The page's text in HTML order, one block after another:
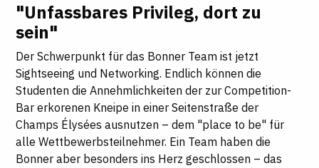
"Unfassbares Privileg, dort zu
sein"
Der Schwerpunkt für das Bonner Team ist jetzt
Sightseeing und Networking. Endlich können die
Studenten die Annehmlichkeiten der zur Competition-
Bar erkorenen Kneipe in einer Seitenstraße der
Champs Élysées ausnutzen – dem "place to be" für
alle Wettbewerbsteilnehmer. Ein Team haben die
Bonner aber besonders ins Herz geschlossen – das